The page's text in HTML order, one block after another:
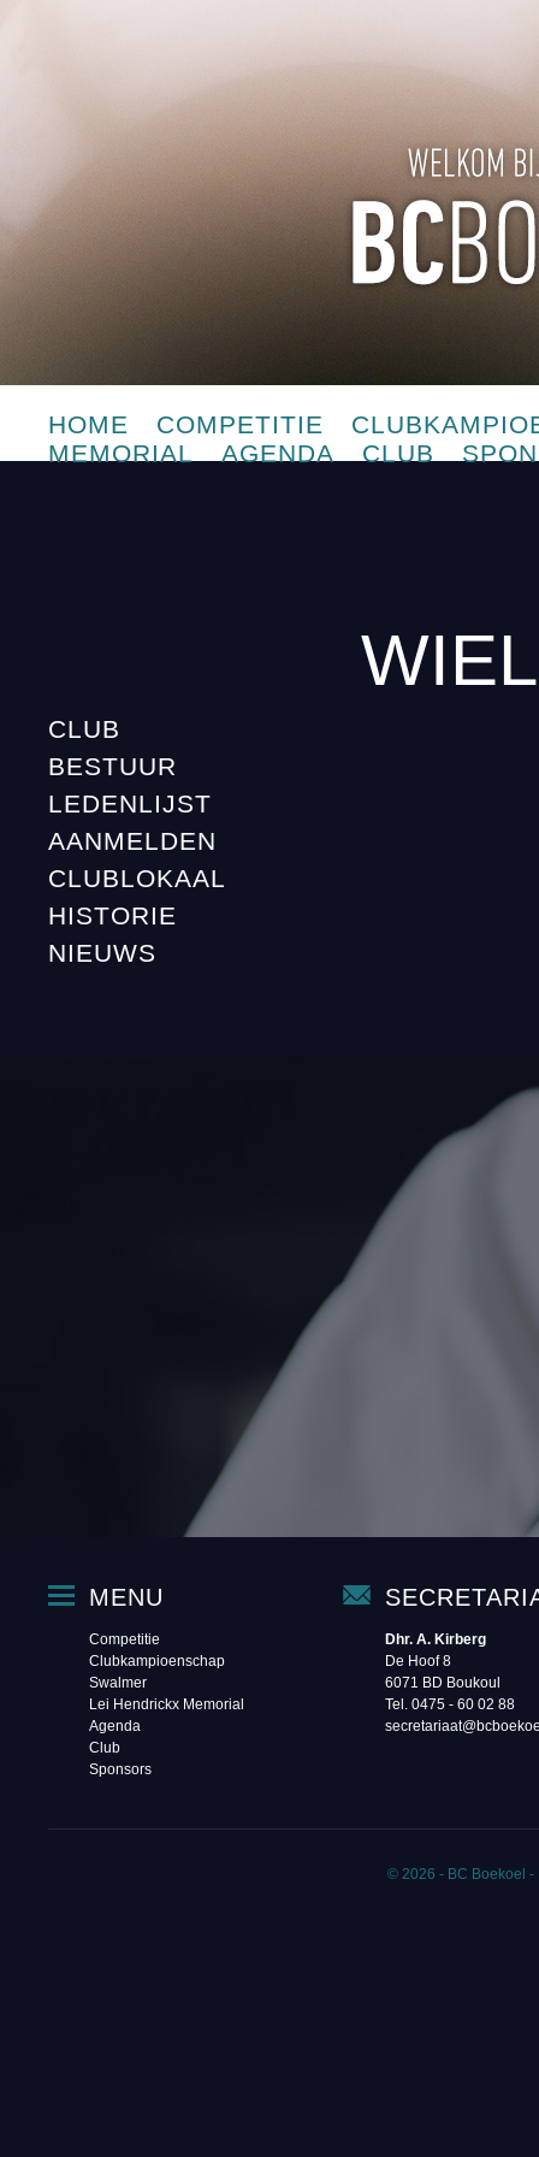
HOME COMPETITIE
MEMORIAL
AGENDA CLUB
CLUB
BESTUUR
LEDENLIJST
AANMELDEN
CLUBLOKAAL
HISTORIE
NIEUWS
MENU
Competitie
Clubkampioenschap
Swalmer
Lei Hendrickx Memorial
Agenda
Club
Sponsors
Dhr. A. Kirberg
De Hoof 8
6071 BD Boukoul
Tel. 0475 - 60 02 88‬
© 2026 - BC Boekoel